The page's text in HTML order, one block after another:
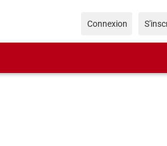
Connexion